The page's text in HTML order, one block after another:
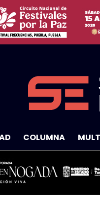
COLUMNA